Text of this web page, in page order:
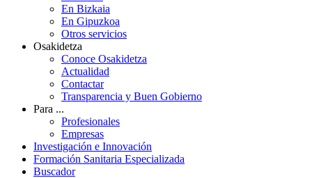
En Bizkaia
En Gipuzkoa
Otros servicios
Osakidetza
Conoce Osakidetza
Actualidad
Contactar
Transparencia y Buen Gobierno
Para ...
Profesionales
Empresas
Investigación e Innovación
Formación Sanitaria Especializada
Buscador